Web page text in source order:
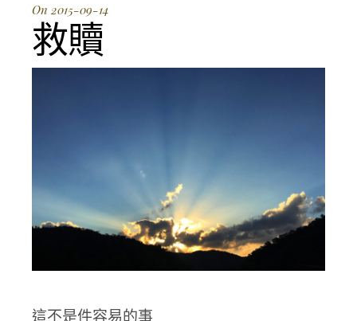
On 2015-09-14
救贖
這不是件容易的事